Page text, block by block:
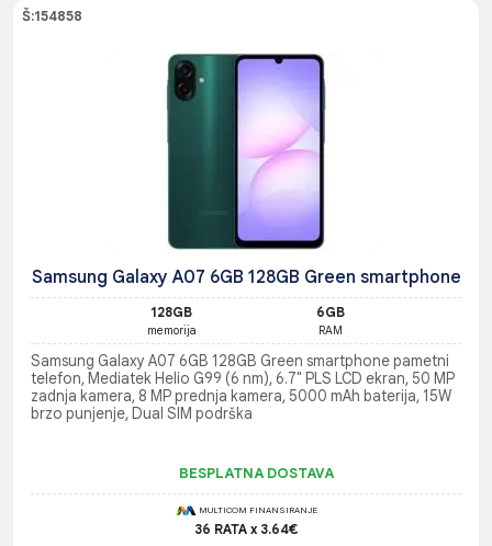
Š:154858
Samsung Galaxy A07 6GB 128GB Green smartphone
128GB
memorija
6GB
RAM
Samsung Galaxy A07 6GB 128GB Green smartphone pametni
telefon, Mediatek Helio G99 (6 nm), 6.7" PLS LCD ekran, 50 MP
zadnja kamera, 8 MP prednja kamera, 5000 mAh baterija, 15W
brzo punjenje, Dual SIM podrška
BESPLATNA DOSTAVA
MULTICOM FINANSIRANJE
36 RATA x 3.64€